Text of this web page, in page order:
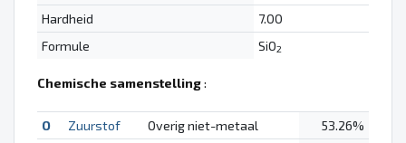
Hardheid
7.00
Formule
SiO2
Chemische samenstelling:
O Zuurstof Overig niet-metaal
53.26%